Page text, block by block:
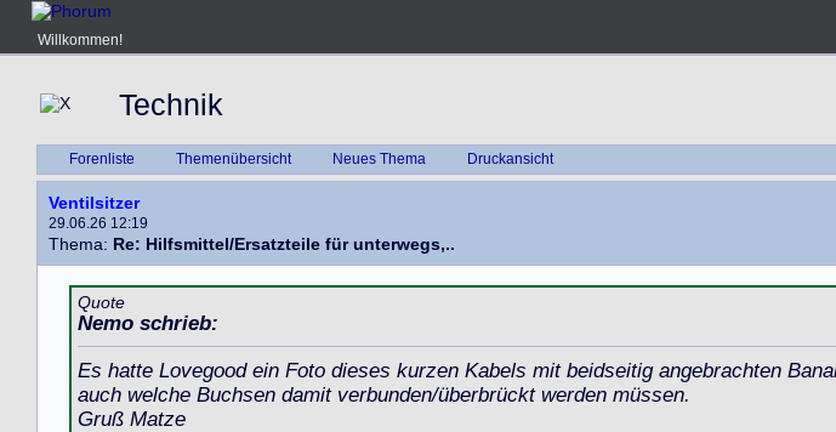
Willkommen!
Technik
Forenliste Themenübersicht Neues Thema Druckansicht
Ventilsitzer
29.06.26 12:19
Thema: Re: Hilfsmittel/Ersatzteile für unterwegs,..
Quote
Nemo schrieb:
Es hatte Lovegood ein Foto dieses kurzen Kabels mit beidseitig angebrachten
auch welche Buchsen damit verbunden/überbrückt werden müssen.
Gruß Matze